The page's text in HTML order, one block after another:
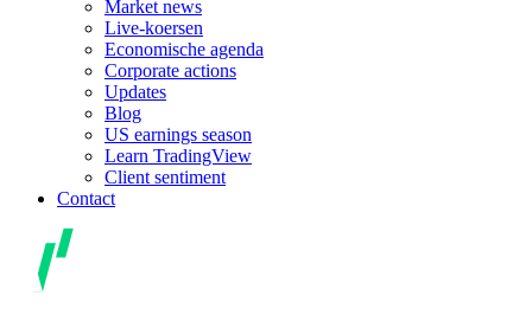
Market news
Live-koersen
Economische agenda
Corporate actions
Updates
Blog
US earnings season
Learn TradingView
Client sentiment
Contact